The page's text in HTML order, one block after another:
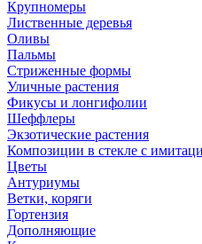
Крупномеры
Лиственные деревья
Оливы
Пальмы
Стриженные формы
Уличные растения
Фикусы и лонгифолии
Шеффлеры
Экзотические растения
Композиции в стекле с
Цветы
Антуриумы
Ветки, коряги
Гортензия
Дополняющие